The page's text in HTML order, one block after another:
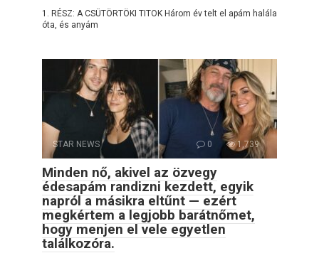
1. RÉSZ: A CSÜTÖRTÖKI TITOK Három év telt el apám halála
óta, és anyám
STAR NEWS 0 1,739
Minden nő, akivel az özvegy
édesapám randizni kezdett, egyik
napról a másikra eltűnt — ezért
megkértem a legjobb barátnőmet,
hogy menjen el vele egyetlen
találkozóra.